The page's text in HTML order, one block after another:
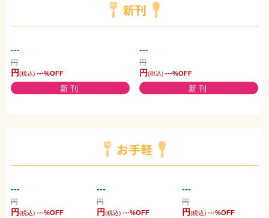
新刊
---
円
円(税込) ---%OFF
新刊
---
円
円(税込) ---%OFF
新刊
お手軽
---
円
円(税込) ---%OFF
---
円
円(税込) ---%OFF
---
円
円(税込) ---%OFF